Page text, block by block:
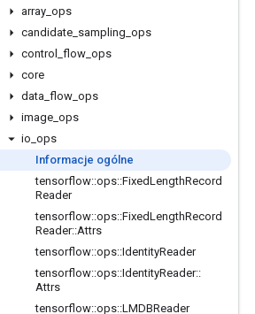
array ops
candidate sampling ops
control
flow ops
core
data flow ops
image ops
io ops
Informacje ogólne
tensorflow::ops::FixedLengthRecord
Reader
tensorflow::ops::FixedLengthRecord
Reader::Attrs
tensorflow::ops::IdentityReader
tensorflow::ops::IdentityReader::
Attrs
tensorflow::ops::LMDBReader